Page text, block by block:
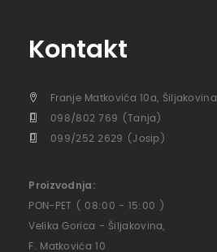
Kontakt
Franje Matkovića 10a, Šiljakovina
098/802 769 (Tanja)
099/252 2629 (Josip)
Proizvodnja:
PON-PET ( 08:00 - 15:00 )
Velika Gorica - Šiljakovina,
F. Matkovića 10